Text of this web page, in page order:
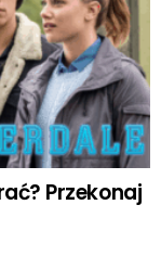
Przekonaj